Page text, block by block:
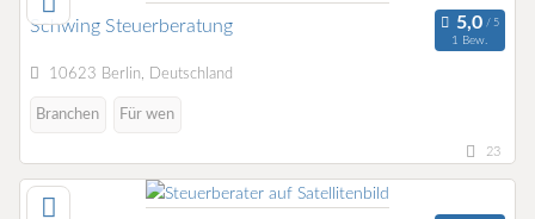
Schwing Steuerberatung
1 Bew.
10623 Berlin, Deutschland
Branchen Für wen
23